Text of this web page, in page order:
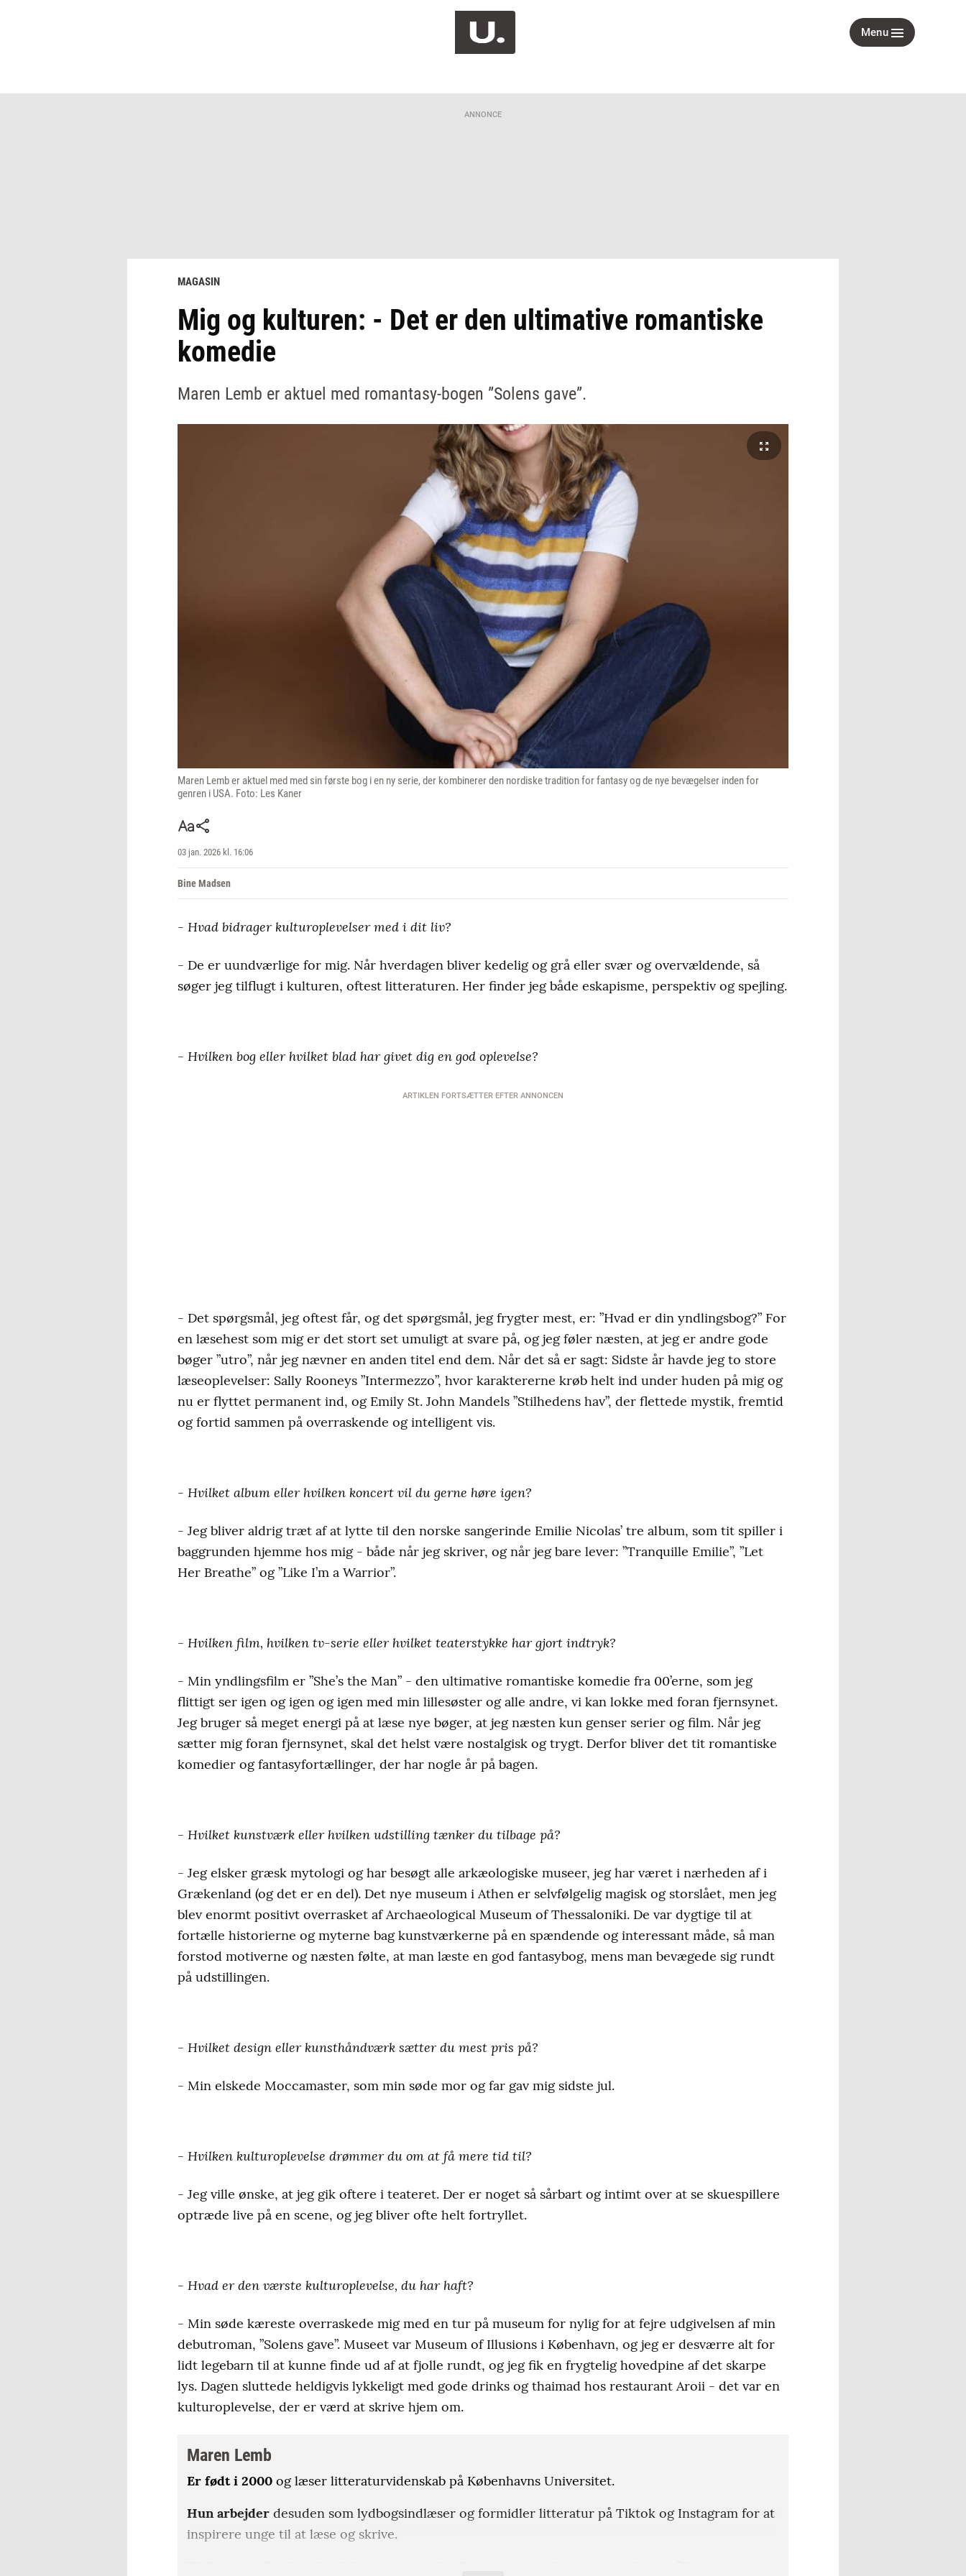
Menu
ANNONCE
MAGASIN
Mig og kulturen: - Det er den ultimative romantiske
komedie
Maren Lemb er aktuel med romantasy-bogen ”Solens gave”.
Maren Lemb er aktuel med med sin første bog i en ny serie, der kombinerer den nordiske tradition for fantasy og de nye bevægelser inden for
genren i USA. Foto: Les Kaner
03 jan. 2026 kl. 16:06
Bine Madsen
- Hvad bidrager kulturoplevelser med i dit liv?
- De er uundværlige for mig. Når hverdagen bliver kedelig og grå eller svær og overvældende, så
søger jeg tilflugt i kulturen, oftest litteraturen. Her finder jeg både eskapisme, perspektiv og spejling.
- Hvilken bog eller hvilket blad har givet dig en god oplevelse?
ARTIKLEN FORTSÆTTER EFTER ANNONCEN
- Det spørgsmål, jeg oftest får, og det spørgsmål, jeg frygter mest, er: ”Hvad er din yndlingsbog?” For
en læsehest som mig er det stort set umuligt at svare på, og jeg føler næsten, at jeg er andre gode
bøger ”utro”, når jeg nævner en anden titel end dem. Når det så er sagt: Sidste år havde jeg to store
læseoplevelser: Sally Rooneys ”Intermezzo”, hvor karaktererne krøb helt ind under huden på mig og
nu er flyttet permanent ind, og Emily St. John Mandels ”Stilhedens hav”, der flettede mystik, fremtid
og fortid sammen på overraskende og intelligent vis.
- Hvilket album eller hvilken koncert vil du gerne høre igen?
- Jeg bliver aldrig træt af at lytte til den norske sangerinde Emilie Nicolas’ tre album, som tit spiller i
baggrunden hjemme hos mig - både når jeg skriver, og når jeg bare lever: ”Tranquille Emilie”, ”Let
Her Breathe” og ”Like I’m a Warrior”.
- Hvilken film, hvilken tv-serie eller hvilket teaterstykke har gjort indtryk?
- Min yndlingsfilm er ”She’s the Man” - den ultimative romantiske komedie fra 00’erne, som jeg
flittigt ser igen og igen og igen med min lillesøster og alle andre, vi kan lokke med foran fjernsynet.
Jeg bruger så meget energi på at læse nye bøger, at jeg næsten kun genser serier og film. Når jeg
sætter mig foran fjernsynet, skal det helst være nostalgisk og trygt. Derfor bliver det tit romantiske
komedier og fantasyfortællinger, der har nogle år på bagen.
- Hvilket kunstværk eller hvilken udstilling tænker du tilbage på?
- Jeg elsker græsk mytologi og har besøgt alle arkæologiske museer, jeg har været i nærheden af i
Grækenland (og det er en del). Det nye museum i Athen er selvfølgelig magisk og storslået, men jeg
blev enormt positivt overrasket af Archaeological Museum of Thessaloniki. De var dygtige til at
fortælle historierne og myterne bag kunstværkerne på en spændende og interessant måde, så man
forstod motiverne og næsten følte, at man læste en god fantasybog, mens man bevægede sig rundt
på udstillingen.
- Hvilket design eller kunsthåndværk sætter du mest pris på?
- Min elskede Moccamaster, som min søde mor og far gav mig sidste jul.
- Hvilken kulturoplevelse drømmer du om at få mere tid til?
- Jeg ville ønske, at jeg gik oftere i teateret. Der er noget så sårbart og intimt over at se skuespillere
optræde live på en scene, og jeg bliver ofte helt fortryllet.
- Hvad er den værste kulturoplevelse, du har haft?
- Min søde kæreste overraskede mig med en tur på museum for nylig for at fejre udgivelsen af min
debutroman, ”Solens gave”. Museet var Museum of Illusions i København, og jeg er desværre alt for
lidt legebarn til at kunne finde ud af at fjolle rundt, og jeg fik en frygtelig hovedpine af det skarpe
lys. Dagen sluttede heldigvis lykkeligt med gode drinks og thaimad hos restaurant Aroii - det var en
kulturoplevelse, der er værd at skrive hjem om.
Maren Lemb
Er født i 2000 og læser litteraturvidenskab på Københavns Universitet.
Hun arbejder desuden som lydbogsindlæser og formidler litteratur på Tiktok og Instagram for at
inspirere unge til at læse og skrive.